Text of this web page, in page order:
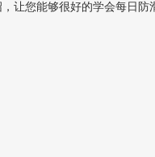
让您能够很好的学会每日防